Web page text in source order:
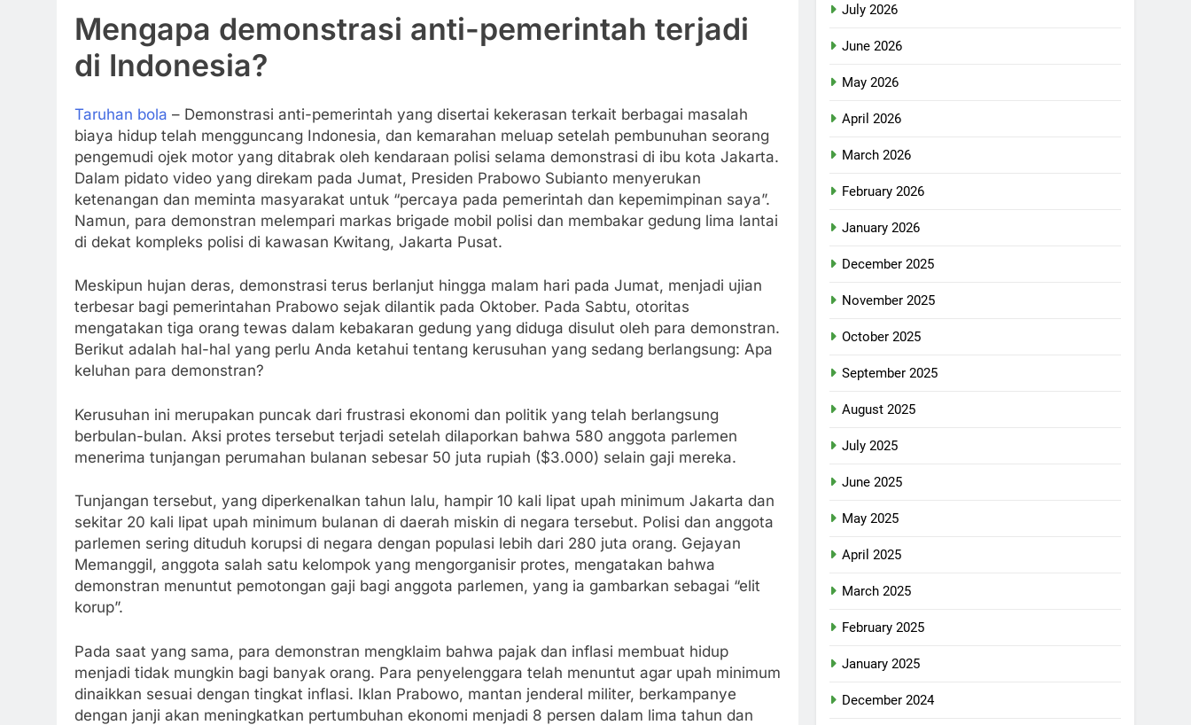
Mengapa demonstrasi anti-pemerintah terjadi
di Indonesia?
Taruhan bola – Demonstrasi anti-pemerintah yang disertai kekerasan terkait berbagai masalah
biaya hidup telah mengguncang Indonesia, dan kemarahan meluap setelah pembunuhan seorang
pengemudi ojek motor yang ditabrak oleh kendaraan polisi selama demonstrasi di ibu kota Jakarta.
Dalam pidato video yang direkam pada Jumat, Presiden Prabowo Subianto menyerukan
ketenangan dan meminta masyarakat untuk “percaya pada pemerintah dan kepemimpinan saya”.
Namun, para demonstran melempari markas brigade mobil polisi dan membakar gedung lima lantai
di dekat kompleks polisi di kawasan Kwitang, Jakarta Pusat.
Meskipun hujan deras, demonstrasi terus berlanjut hingga malam hari pada Jumat, menjadi ujian
terbesar bagi pemerintahan Prabowo sejak dilantik pada Oktober. Pada Sabtu, otoritas
mengatakan tiga orang tewas dalam kebakaran gedung yang diduga disulut oleh para demonstran.
Berikut adalah hal-hal yang perlu Anda ketahui tentang kerusuhan yang sedang berlangsung: Apa
keluhan para demonstran?
Kerusuhan ini merupakan puncak dari frustrasi ekonomi dan politik yang telah berlangsung
berbulan-bulan. Aksi protes tersebut terjadi setelah dilaporkan bahwa 580 anggota parlemen
menerima tunjangan perumahan bulanan sebesar 50 juta rupiah ($3.000) selain gaji mereka.
Tunjangan tersebut, yang diperkenalkan tahun lalu, hampir 10 kali lipat upah minimum Jakarta dan
sekitar 20 kali lipat upah minimum bulanan di daerah miskin di negara tersebut. Polisi dan anggota
parlemen sering dituduh korupsi di negara dengan populasi lebih dari 280 juta orang. Gejayan
Memanggil, anggota salah satu kelompok yang mengorganisir protes, mengatakan bahwa
demonstran menuntut pemotongan gaji bagi anggota parlemen, yang ia gambarkan sebagai “elit
korup”.
Pada saat yang sama, para demonstran mengklaim bahwa pajak dan inflasi membuat hidup
menjadi tidak mungkin bagi banyak orang. Para penyelenggara telah menuntut agar upah minimum
dinaikkan sesuai dengan tingkat inflasi. Iklan Prabowo, mantan jenderal militer, berkampanye
dengan janji akan meningkatkan pertumbuhan ekonomi menjadi 8 persen dalam lima tahun dan
July 2026
June 2026
May 2026
April 2026
March 2026
February 2026
January 2026
December 2025
November 2025
October 2025
September 2025
August 2025
July 2025
June 2025
May 2025
April 2025
March 2025
February 2025
January 2025
December 2024